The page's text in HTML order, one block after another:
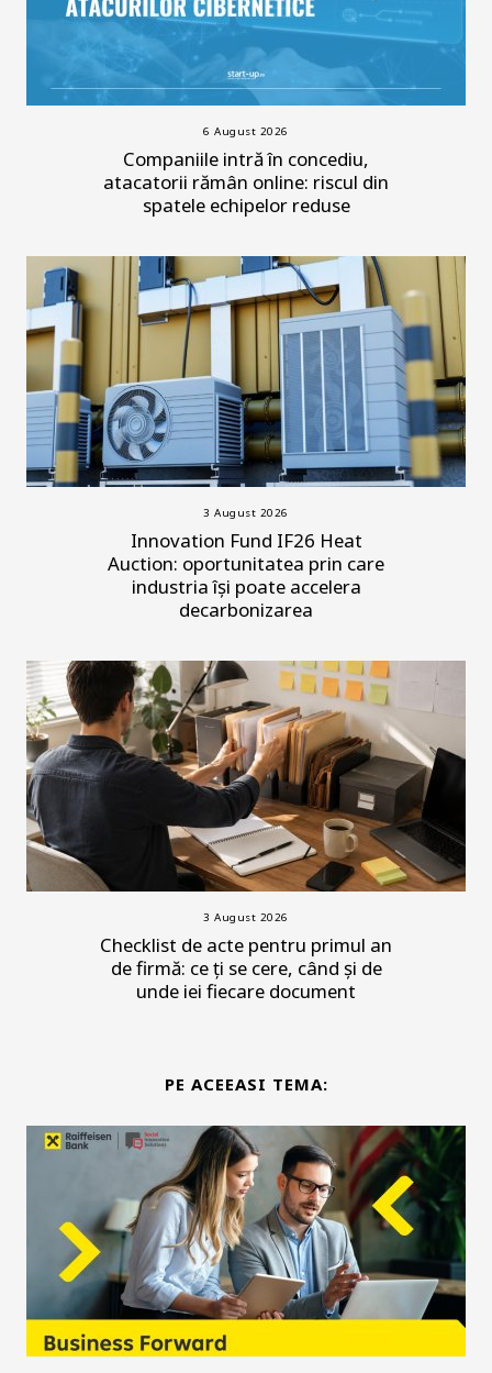
6 August 2026
Companiile intră în concediu,
atacatorii rămân online: riscul din
spatele echipelor reduse
3 August 2026
Innovation Fund IF26 Heat
Auction: oportunitatea prin care
industria își poate accelera
decarbonizarea
3 August 2026
Checklist de acte pentru primul an
de firmă: ce ți se cere, când și de
unde iei fiecare document
PE ACEEASI TEMA: